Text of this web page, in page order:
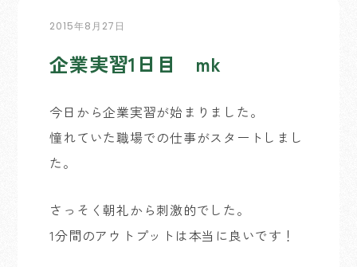
2015年8月27日
企業実習1日目 mk
今日から企業実習が始まりました。
憧れていた職場での仕事がスタートしまし
た。
さっそく朝礼から刺激的でした。
1分間のアウトプットは本当に良いです！